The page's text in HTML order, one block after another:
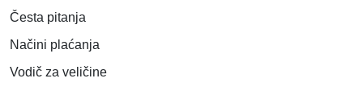
Česta pitanja
Načini plaćanja
Vodič za veličine